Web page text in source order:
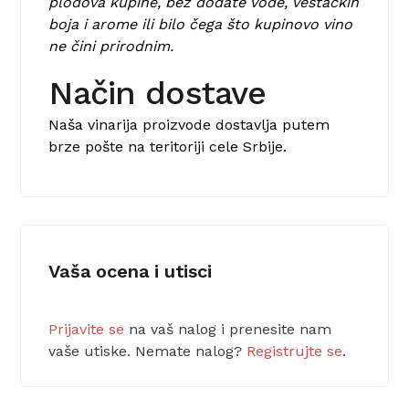
boja i arome ili bilo čega što kupinovo vino
ne čini prirodnim.
Način dostave
Naša vinarija proizvode dostavlja putem
brze pošte na teritoriji cele Srbije.
Vaša ocena i utisci
Prijavite se na vaš nalog i prenesite nam
vaše utiske. Nemate nalog? Registrujte se.